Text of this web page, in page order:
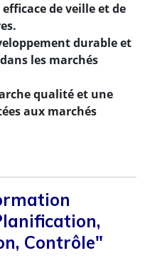
de veille et de
durable et
les marchés
qualité et une
aux marchés
Contrôle"